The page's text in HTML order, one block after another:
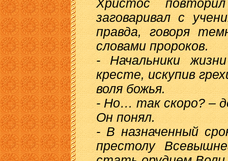
Христос
заговаривал с
правда, говоря
словами пророков.
- Начальники
кресте, искупив
воля божья.
- Но… так скоро? –
Он понял.
- В назначенный
престолу